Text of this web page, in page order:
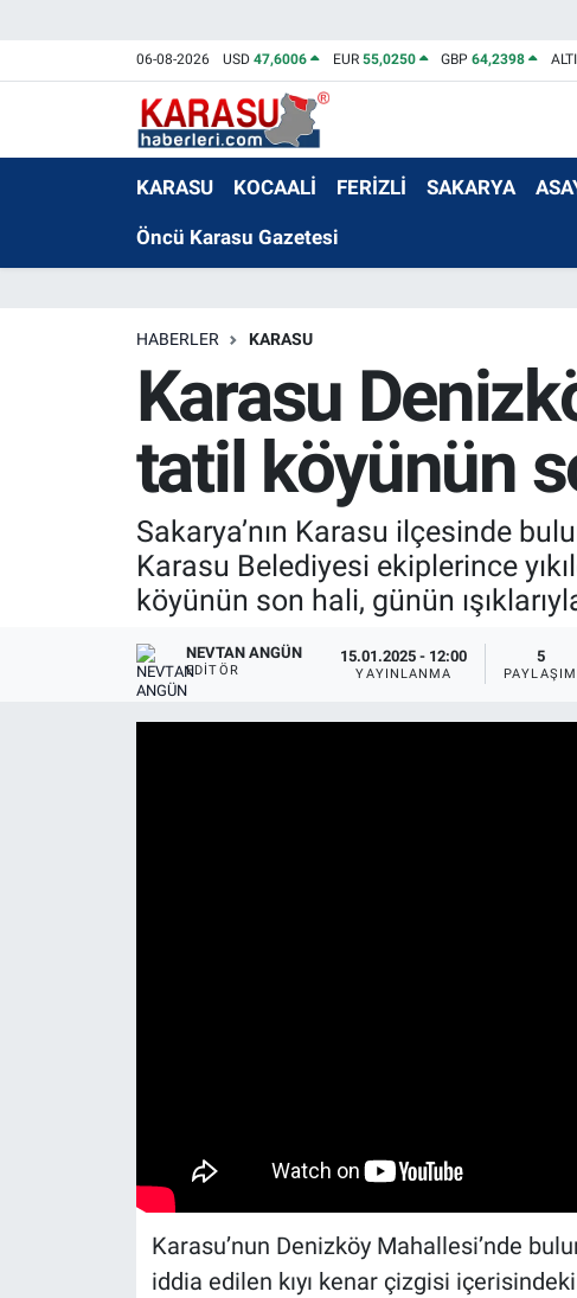
06-08-2026 USD47,6006 EUR 55,0250 GBP64,2398
KARASU KOCAALİ FERİZLİ SAKARYA
Öncü Karasu Gazetesi
HABERLER KARASU
Karasu
tatil köyünün
Sakarya’nın Karasu ilçesinde
Karasu Belediyesi ekiplerince
köyünün son hali, günün
NEVTAN ANGÜN
EDITÖR
15.01.2025 - 12:00
YAYINLANMA
5
PAYLAŞIM
Karasu’nun Denizköy Mahallesi’nde
iddia edilen kıyı kenar çizgisi